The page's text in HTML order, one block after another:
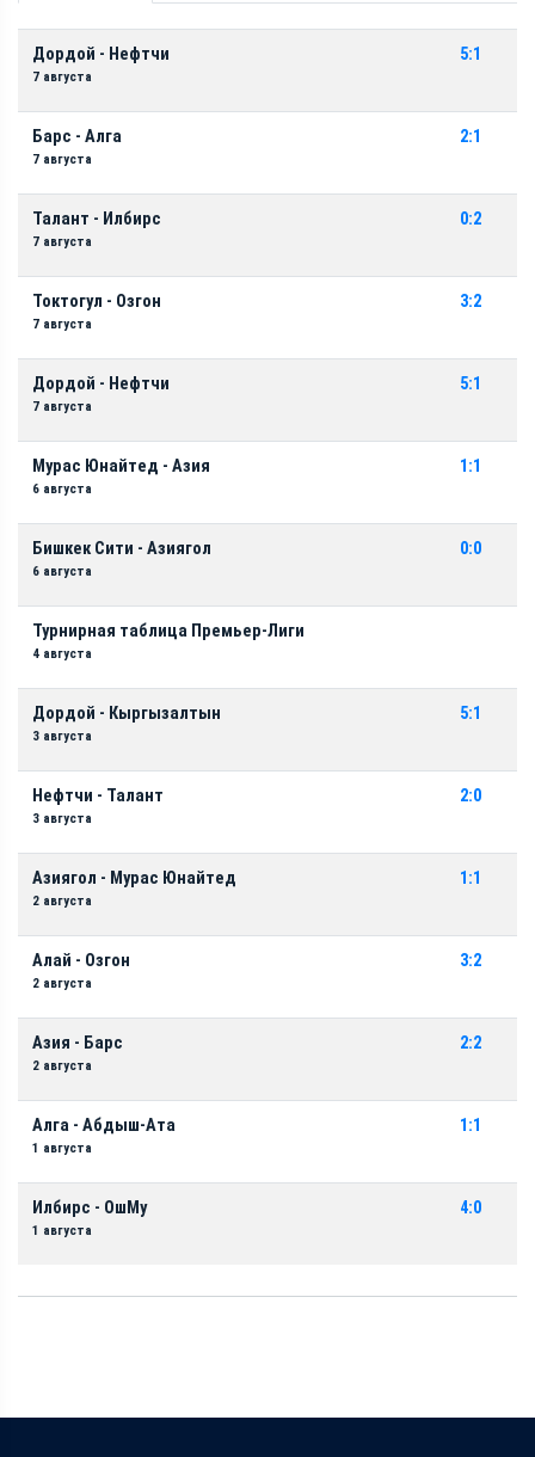
Дордой - Нефтчи
7 августа
5:1
Барс - Алга
7 августа
2:1
Талант - Илбирс
7 августа
0:2
Токтогул - Озгон
7 августа
3:2
Дордой - Нефтчи
7 августа
5:1
Мурас Юнайтед - Азия
6 августа
1:1
Бишкек Сити - Азиягол
6 августа
0:0
Турнирная таблица Премьер-Лиги
4 августа
Дордой - Кыргызалтын
3 августа
5:1
Нефтчи - Талант
3 августа
2:0
Азиягол - Мурас Юнайтед
2 августа
1:1
Алай - Озгон
2 августа
3:2
Азия - Барс
2 августа
2:2
Алга - Абдыш-Ата
1 августа
1:1
Илбирс - ОшМу
1 августа
4:0